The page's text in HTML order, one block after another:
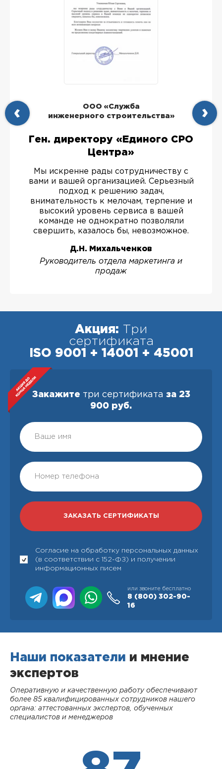
ООО «Служба
инженерного строительства»
Ген. директору «Единого СРО
Центра»
Мы искренне рады сотрудничеству с
вами и вашей организацией. Серьезный
подход к решению задач,
внимательность к мелочам, терпение и
высокий уровень сервиса в вашей
команде не однократно позволяли
свершить, казалось бы, невозможное.
Д.Н. Михальченков
Руководитель отдела маркетинга и
продаж
Акция: Три
сертификата
ISO 9001 + 14001 + 45001
Закажите три сертификата за 23
900 руб.
Согласие на обработку персональных данных
(в соответствии с 152-ФЗ) и получении
информационных писем
или звоните бесплатно
8 (800) 302-90-
16
Наши показатели и мнение
экспертов
Оперативную и качественную работу обеспечивают
более 85 квалифицированных сотрудников нашего
органа: аттестованных экспертов, обученных
специалистов и менеджеров